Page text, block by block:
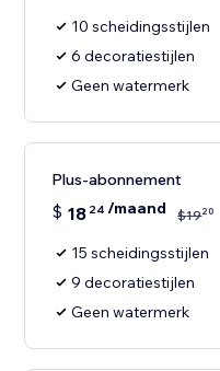
10 scheidingsstijlen
6 decoratiestijlen
Geen watermerk
Plus-abonnement
$ 18 24 /maand $1920
15 scheidingsstijlen
9 decoratiestijlen
Geen watermerk